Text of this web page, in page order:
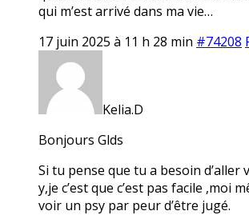
qui m’est arrivé dans ma vie…
17 juin 2025 à 11 h 28 min #74208
Kelia.D
Bonjours Glds
Si tu pense que tu a besoin d’aller
y,je c’est que c’est pas facile ,moi
voir un psy par peur d’être jugé.